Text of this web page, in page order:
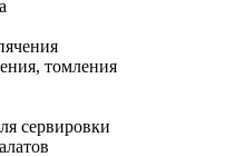
томления
сервировки